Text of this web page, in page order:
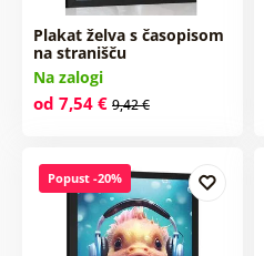
Plakat želva s časopisom
na stranišču
Na zalogi
od 7,54 € 9,42 €
Popust -20%